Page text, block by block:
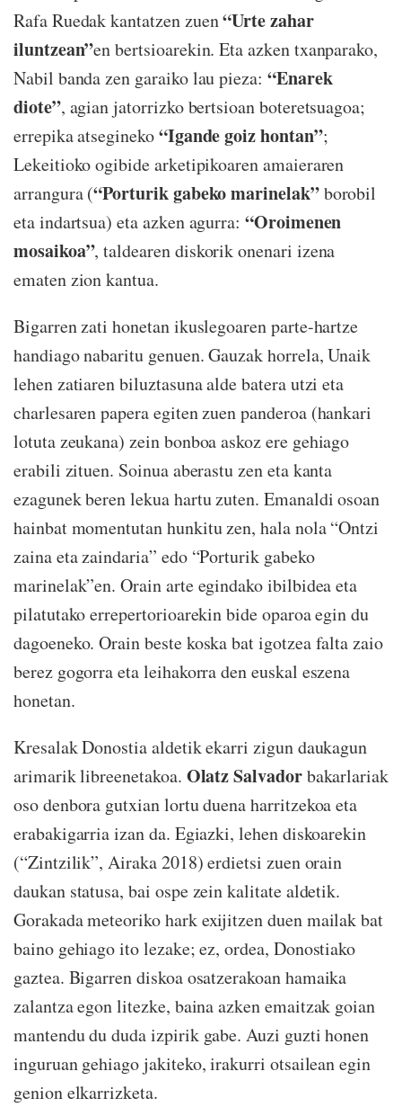
Rafa Ruedak kantatzen zuen“Urte zahar
iluntzean”en bertsioarekin. Eta azken txanparako,
Nabil banda zen garaiko lau pieza: “Enarek
diote”, agian jatorrizko bertsioan boteretsuagoa;
errepika atsegineko“Igande goiz hontan”;
Lekeitioko ogibide arketipikoaren amaieraren
arrangura (“Porturik gabeko marinelak”borobil
eta indartsua) eta azken agurra:“Oroimenen
mosaikoa”, taldearen diskorik onenari izena
ematen zion kantua.
Bigarren zati honetan ikuslegoaren parte-hartze
handiago nabaritu genuen. Gauzak horrela, Unaik
lehen zatiaren biluztasuna alde batera utzi eta
charlesaren papera egiten zuen panderoa (hankari
lotuta zeukana) zein bonboa askoz ere gehiago
erabili zituen. Soinua aberastu zen eta kanta
ezagunek beren lekua hartu zuten. Emanaldi osoan
hainbat momentutan hunkitu zen, hala nola “Ontzi
zaina eta zaindaria” edo “Porturik gabeko
marinelak”en. Orain arte egindako ibilbidea eta
pilatutako errepertorioarekin bide oparoa egin du
dagoeneko. Orain beste koska bat igotzea falta zaio
berez gogorra eta leihakorra den euskal eszena
honetan.
Kresalak Donostia aldetik ekarri zigun daukagun
arimarik libreenetakoa. Olatz Salvadorbakarlariak
oso denbora gutxian lortu duena harritzekoa eta
erabakigarria izan da. Egiazki, lehen diskoarekin
(“Zintzilik”, Airaka 2018) erdietsi zuen orain
daukan statusa, bai ospe zein kalitate aldetik.
Gorakada meteoriko hark exijitzen duen mailak bat
baino gehiago ito lezake; ez, ordea, Donostiako
gaztea. Bigarren diskoa osatzerakoan hamaika
zalantza egon litezke, baina azken emaitzak goian
mantendu du duda izpirik gabe. Auzi guzti honen
inguruan gehiago jakiteko, irakurri otsailean egin
genion elkarrizketa.